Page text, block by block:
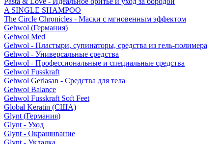
A SINGLE SHAMPOO
The Circle Chronicles - Маски с мгновенным эффектом
Gehwol (Германия)
Gehwol Med
Gehwol - Пластыри, супинаторы, средства из гель-полимера
Gehwol - Универсальные средства
Gehwol - Профессиональные и специальные средства
Gehwol Fusskraft
Gehwol Gerlasan - Средства для тела
Gehwol Balance
Gehwol Fusskraft Soft Feet
Global Keratin (США)
Glynt (Германия)
Glynt - Уход
Glynt - Окрашивание
Glynt - Укладка